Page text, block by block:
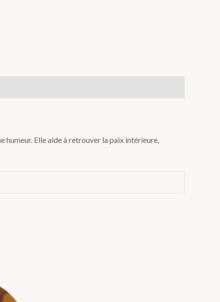
humeur. Elle aide à retrouver la paix intérieure,